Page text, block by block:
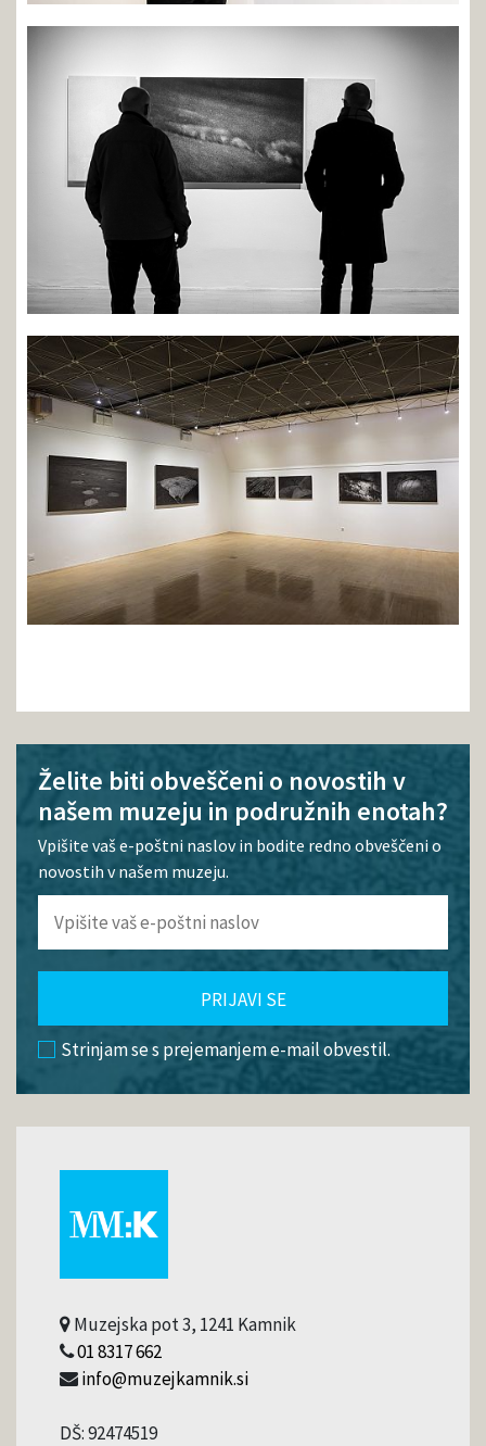
Želite biti obveščeni o novostih v
našem muzeju in podružnih enotah?
Vpišite vaš e-poštni naslov in bodite redno obveščeni o
novostih v našem muzeju.
PRIJAVI SE
Strinjam se s prejemanjem e-mail obvestil.
Muzejska pot 3, 1241 Kamnik
01 8317 662
info@muzejkamnik.si
DŠ: 92474519